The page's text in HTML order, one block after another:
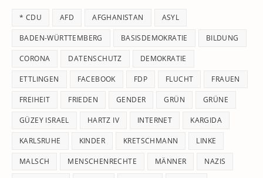
* CDU AFD AFGHANISTAN ASYL
BADEN-WÜRTTEMBERG BASISDEMOKRATIE BILDUNG
CORONA DATENSCHUTZ DEMOKRATIE
ETTLINGEN FACEBOOK FDP FLUCHT FRAUEN
FREIHEIT FRIEDEN GENDER GRÜN GRÜNE
GÜZEY ISRAEL HARTZ IV INTERNET KARGIDA
KARLSRUHE KINDER KRETSCHMANN LINKE
MALSCH MENSCHENRECHTE MÄNNER NAZIS